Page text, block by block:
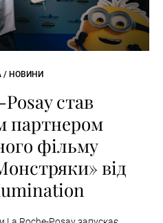
/ НОВИНИ
став
партнером
фільму
від